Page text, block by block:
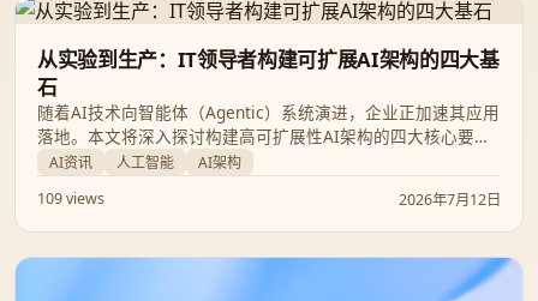
从实验到生产：IT领导者构建可扩展AI架构的四大基
石
随着AI技术向智能体（Agentic）系统演进，企业正加速其应用
落地。本文将深入探讨构建高可扩展性AI架构的四大核心要
素，帮助企业IT领导者在技术快速变革中奠定长期的竞争优
势。
AI资讯 人工智能
AI架构
109 views
2026年7月12日